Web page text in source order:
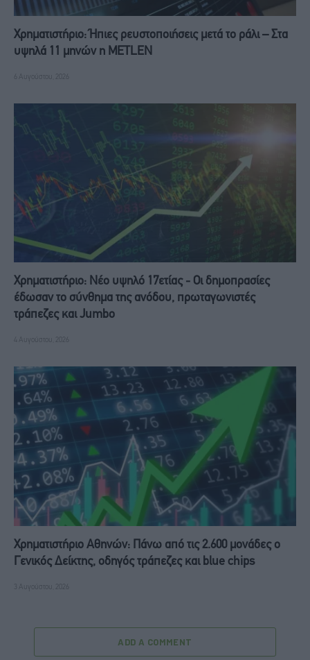
Χρηματιστήριο: Ήπιες ρευστοποιήσεις μετά το ράλι – Στα
υψηλά 11 μηνών η METLEN
6 Αυγούστου, 2026
Χρηματιστήριο: Νέο υψηλό 17ετίας - Οι δημοπρασίες
έδωσαν το σύνθημα της ανόδου, πρωταγωνιστές
τράπεζες και Jumbo
4 Αυγούστου, 2026
Χρηματιστήριο Αθηνών: Πάνω από τις 2.600 μονάδες ο
Γενικός Δείκτης, οδηγός τράπεζες και blue chips
3 Αυγούστου, 2026
ADD A COMMENT